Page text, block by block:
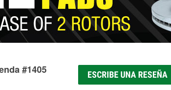
#1405
ESCRIBE UNA RESEÑA